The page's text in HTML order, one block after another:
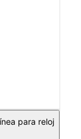
para reloj